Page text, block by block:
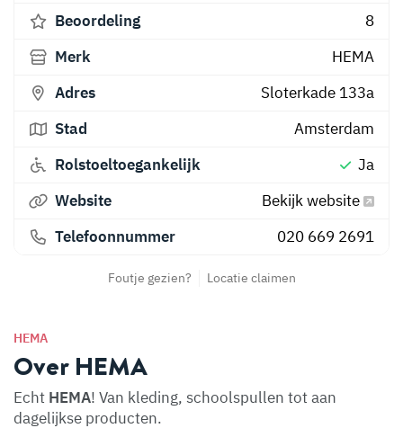
HEMA
Over HEMA
Echt HEMA! Van kleding, schoolspullen tot aan
dagelijkse producten.
Beoordeling
8
Merk
HEMA
Adres
Sloterkade 133a
Stad
Amsterdam
Rolstoeltoegankelijk
Ja
Website
Bekijk website
Telefoonnummer
020 669 2691
Foutje gezien? Locatie claimen